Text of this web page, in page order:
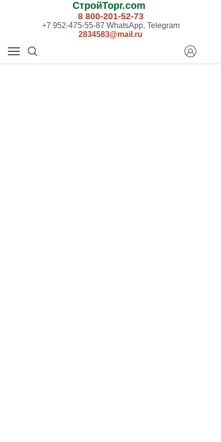
СтройТорг.com
8 800-201-52-73
+7 952-475-55-87 WhatsApp, Telegram
2834583@mail.ru